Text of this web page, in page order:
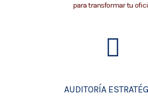
para transformar tu
AUDITORÍA